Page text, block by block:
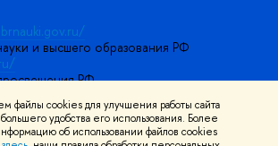
файлы cookies для улучшения работы сайта
удобства его использования. Более
об использовании файлов cookies
и высшего образования РФ
РФ
mooc
онлайн-курсы